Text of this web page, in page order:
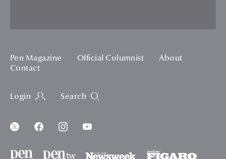
Pen Magazine Official Columnist
About
Contact
Login Search